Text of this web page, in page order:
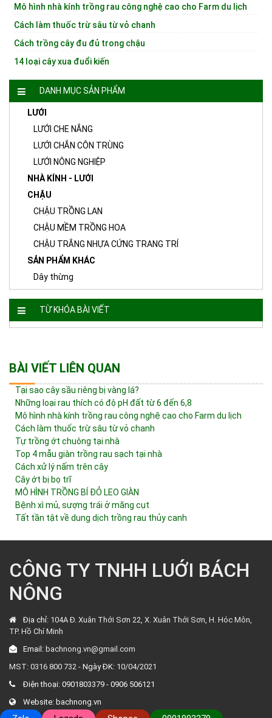
Mô hình nhà kính trồng rau công nghệ cao cho Farm du lịch
Cách làm thuốc trừ sâu từ vỏ chanh
Cách trồng cây đu đủ trong chậu
14 loại cây xua đuổi kiến
DANH MỤC SẢN PHẨM
LƯỚI
LƯỚI CHE NẮNG
LƯỚI CHẮN CÔN TRÙNG
LƯỚI NÔNG NGHIỆP
NHÀ KÍNH - LƯỚI
CHẬU
CHẬU TRỒNG LAN
CHẬU MỀM TRỒNG HOA
CHẬU TRẮNG NHỰA CỨNG TRANG TRÍ
SẢN PHẨM KHÁC
Dây thừng
TỪ KHÓA BÀI VIẾT
BÀI VIẾT LIÊN QUAN
Tại sao cây sầu riêng bị vàng lá?
Những loại rau thích có độ pH đất từ ​​6 đến 6,8
Mô hình nhà kính trồng rau công nghệ cao cho Farm du lịch
Cách làm thuốc trừ sâu từ vỏ chanh
Tự trồng ớt chuông tại nhà
Top 4 mẫu giàn trồng rau sạch tại nhà
Cách xử lý nấm trên cây
Cây ớt bị bọ trĩ
MÔ HÌNH TRỒNG BÍ ĐỎ LEO GIÀN
Bệnh xì mủ, sượng trái ở măng cụt
Tất tần tật về dung dịch trồng rau thủy canh
CÔNG TY TNHH LUỚI BÁCH
NÔNG
Địa chỉ: 104A Đ. Xuân Thới Sơn 22, X. Xuân Thới Sơn, H. Hóc Môn,
TP. Hồ Chí Minh
Email: bachnong.vn@gmail.com
MST: 0316 800 732 - Ngày ĐK: 10/04/2021
Điện thoại: 0901803379 - 0906 506121
Website: bachnong.vn